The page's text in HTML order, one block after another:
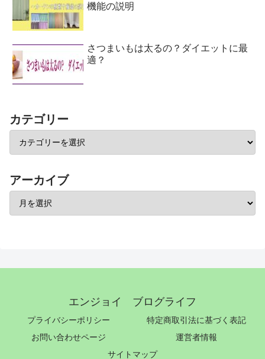
機能の説明
さつまいもは太るの？ダイエットに最
適？
カテゴリー
アーカイブ
エンジョイ ブログライフ
プライバシーポリシー
特定商取引法に基づく表記
お問い合わせページ
運営者情報
サイトマップ